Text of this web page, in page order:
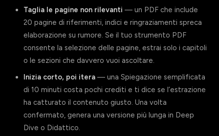
Taglia le pagine non rilevanti — un PDF che include
20 pagine di riferimenti, indici e ringraziamenti spreca
elaborazione su rumore. Se il tuo strumento PDF
consente la selezione delle pagine, estrai solo i capitoli
o le sezioni che davvero vuoi ascoltare.
Inizia corto, poi itera — una Spiegazione semplificata
di 10 minuti costa pochi crediti e ti dice se l’estrazione
ha catturato il contenuto giusto. Una volta
confermato, genera una versione più lunga in Deep
Dive o Didattico.